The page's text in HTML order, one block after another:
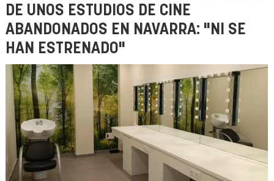
DE UNOS ESTUDIOS DE CINE
ABANDONADOS EN NAVARRA: "NI SE
HAN ESTRENADO"